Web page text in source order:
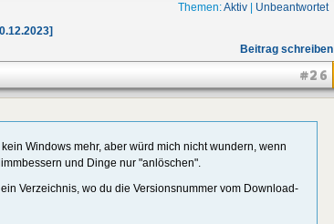
Themen:Aktiv
Unbeantwortet
Beitrag schreiben
#26
Windows mehr, aber würd mich nicht wundern, wenn
und Dinge nur "anlöschen".
Verzeichnis, wo du die Versionsnummer vom Download-